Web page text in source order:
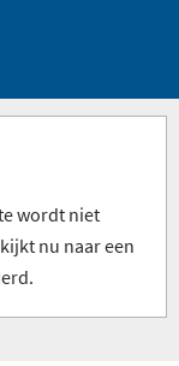
wordt niet
nu naar een